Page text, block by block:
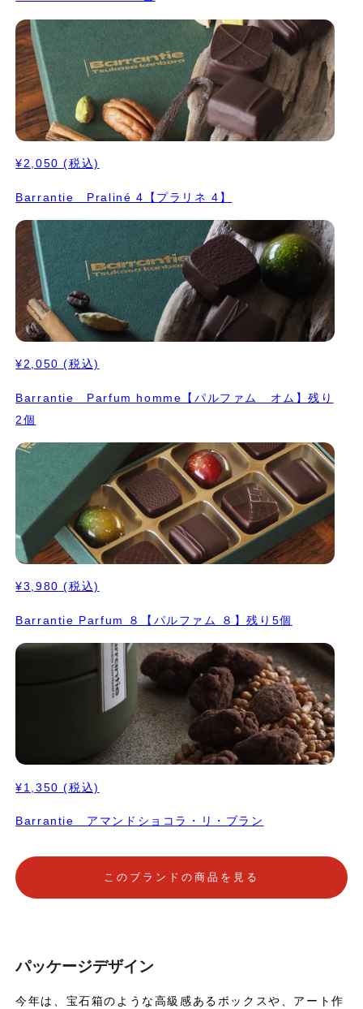
¥2,050 (税込)
Barrantie Praliné 4【プラリネ 4】
¥2,050 (税込)
Barrantie Parfum homme【パルファム オム】残り
2個
¥3,980 (税込)
Barrantie Parfum ８【パルファム ８】残り5個
¥1,350 (税込)
Barrantie アマンドショコラ・リ・ブラン
このブランドの商品を見る
パッケージデザイン
今年は、宝石箱のような高級感あるボックスや、アート作